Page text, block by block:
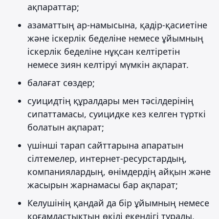
ақпараттар;
азаматтың ар-намысына, қадір-қасиетіне
және іскерлік беделіне немесе ұйымның
іскерлік беделіне нұқсан келтіретін
немесе зиян келтіруі мүмкін ақпарат.
балағат сөздер;
суицидтің құралдары мен тәсілдерінің
сипаттамасы, суицидке кез келген түрткі
болатын ақпарат;
үшінші тарап сайттарына апаратын
сілтемелер, интернет-ресурстардың,
компаниялардың, өнімдердің айқын және
жасырын жарнамасы бар ақпарат;
Келушінің қандай да бір ұйымның немесе
қоғамдастықтың өкілі екендігі туралы,